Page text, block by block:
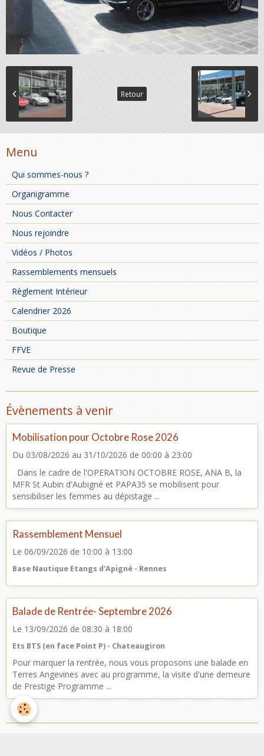
Retour
Menu
Qui sommes-nous ?
Organigramme
Nous Contacter
Nous rejoindre
Vidéos / Photos
Rassemblements mensuels
Règlement Intérieur
Calendrier 2026
Boutique
FFVE
Revue de Presse
Évènements à venir
Mobilisation pour Octobre Rose 2026
Du 03/08/2026 au 31/10/2026 de 00:00 à 23:00
Dans le cadre de l'OPERATION OCTOBRE ROSE, ANA B, la
MFR St Aubin d'Aubigné et PAPA35 se mobilisent pour
sensibiliser les femmes au dépistage ...
Rassemblement Mensuel
Le 06/09/2026 de 10:00 à 13:00
Base Nautique Etangs d'Apigné - Rennes
Balade de Rentrée- Septembre 2026
Le 13/09/2026 de 08:30 à 18:00
Ets BTS (en face Point P) - Chateaugiron
Pour marquer la rentrée, nous vous proposons une balade en
Terres Angevines avec au programme, la visite d'une demeure
de Prestige Programme ...